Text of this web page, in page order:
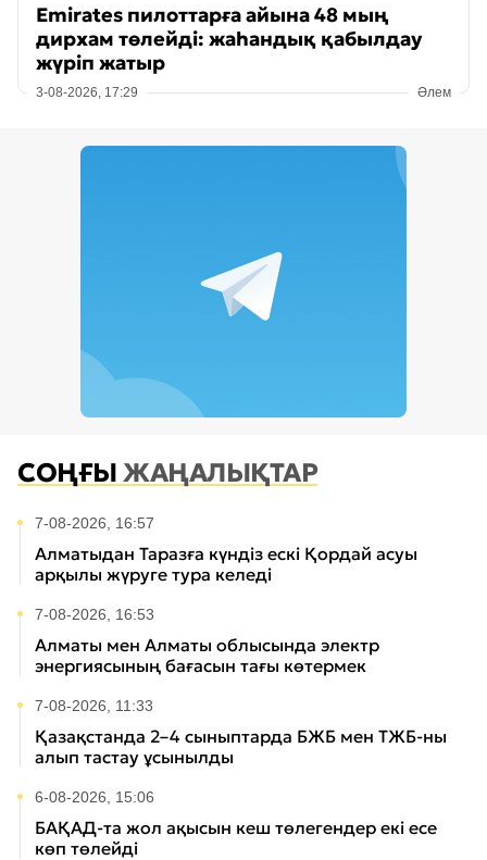
Emirates пилоттарға айына 48 мың
дирхам төлейді: жаһандық қабылдау
жүріп жатыр
3-08-2026, 17:29 Әлем
СОҢҒЫЖАҢАЛЫҚТАР
7-08-2026, 16:57
Алматыдан Таразға күндіз ескі Қордай асуы
арқылы жүруге тура келеді
7-08-2026, 16:53
Алматы мен Алматы облысында электр
энергиясының бағасын тағы көтермек
7-08-2026, 11:33
Қазақстанда 2–4 сыныптарда БЖБ мен ТЖБ-ны
алып тастау ұсынылды
6-08-2026, 15:06
БАҚАД-та жол ақысын кеш төлегендер екі есе
көп төлейді